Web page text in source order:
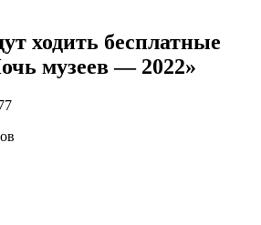
ходить бесплатные
музеев — 2022»